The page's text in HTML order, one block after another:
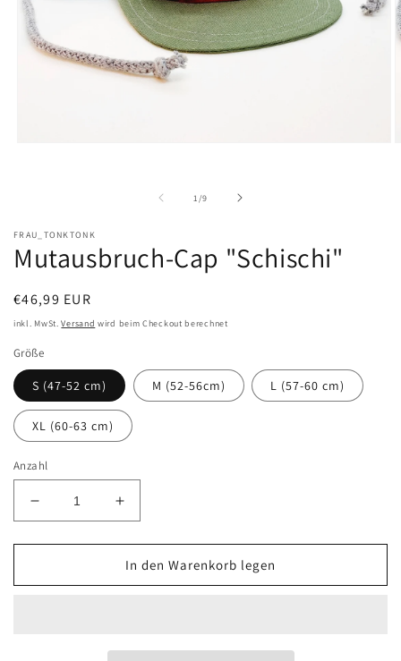
1/von
9
FRAU_TONKTONK
Mutausbruch-Cap "Schischi"
Normaler
Preis
€46,99 EUR
inkl. MwSt.Versand wird beim Checkout berechnet
Größe
S (47-52 cm) M (52-56cm) L (57-60 cm)
XL (60-63 cm)
Anzahl
Verringere
die
Menge
Mutausbruch-
Erhöhe
die
Menge
für
Mutausbruch-
In den Warenkorb legen